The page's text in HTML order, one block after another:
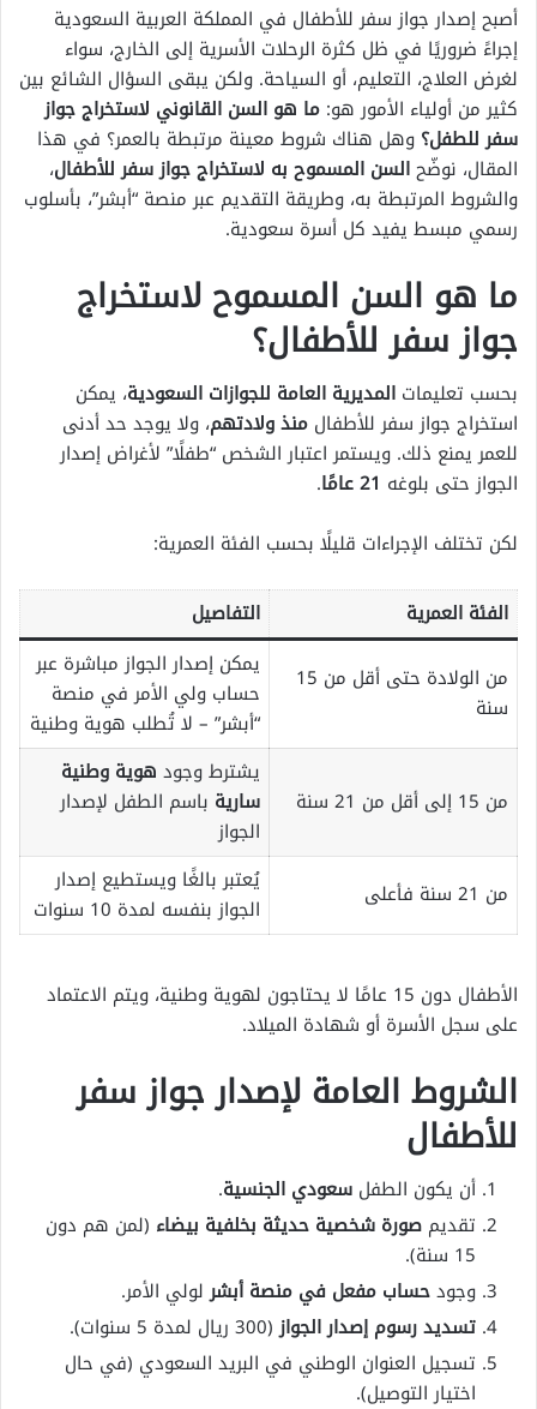
أصبح إصدار جواز سفر للأطفال في المملكة العربية السعودية
إجراءً ضروريًا في ظل كثرة الرحلات الأسرية إلى الخارج، سواء
لغرض العلاج، التعليم، أو السياحة. ولكن يبقى السؤال الشائع بين
كثير من أولياء الأمور هو: ما هو السن القانوني لاستخراج جواز
سفر للطفل؟ وهل هناك شروط معينة مرتبطة بالعمر؟ في هذا
المقال، نوضّحالسن المسموح به لاستخراج جواز سفر للأطفال،
والشروط المرتبطة به، وطريقة التقديم عبر منصة “أبشر”، بأسلوب
رسمي مبسط يفيد كل أسرة سعودية.
ما هو السن المسموح لاستخراج
جواز سفر للأطفال؟
بحسب تعليمات المديرية العامة للجوازات السعودية، يمكن
استخراج جواز سفر للأطفال منذ ولادتهم، ولا يوجد حد أدنى
للعمر يمنع ذلك. ويستمر اعتبار الشخص “طفلًا” لأغراض إصدار
الجواز حتى بلوغه 21 عامًا
.
لكن تختلف الإجراءات قليلًا بحسب الفئة العمرية:
الفئة العمرية
التفاصيل
من الولادة حتى أقل من 15
سنة
يمكن إصدار الجواز مباشرة عبر
حساب ولي الأمر في منصة
“أبشر” – لا تُطلب هوية وطنية
من 15 إلى أقل من 21 سنة
يشترط وجود هوية وطنية
سارية باسم الطفل لإصدار
الجواز
من 21 سنة فأعلى
يُعتبر بالغًا ويستطيع إصدار
الجواز بنفسه لمدة 10 سنوات
الأطفال دون 15 عامًا لا يحتاجون لهوية وطنية، ويتم الاعتماد
على سجل الأسرة أو شهادة الميلاد.
الشروط العامة لإصدار جواز سفر
للأطفال
أن يكون الطفل سعودي الجنسية.
تقديم صورة شخصية حديثة بخلفية بيضاء (لمن هم دون
15 سنة).
وجودحساب مفعل في منصة أبشرلولي الأمر.
تسديد رسوم إصدار الجواز(300 ريال لمدة 5 سنوات).
تسجيل العنوان الوطني في البريد السعودي (في حال
اختيار التوصيل).